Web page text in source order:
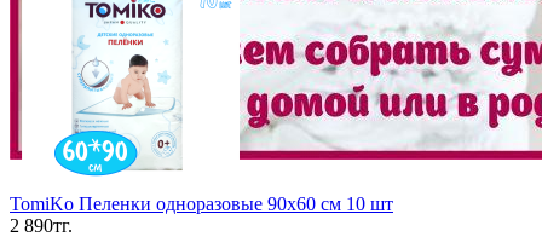
TomiKo Пеленки одноразовые 90x60 см 10 шт
2 890тг.